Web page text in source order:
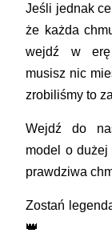
Jeśli jednak
że każda
wejdź w erę
musisz nic
zrobiliśmy to
Wejdź do
model o
prawdziwa
Zostań
👑